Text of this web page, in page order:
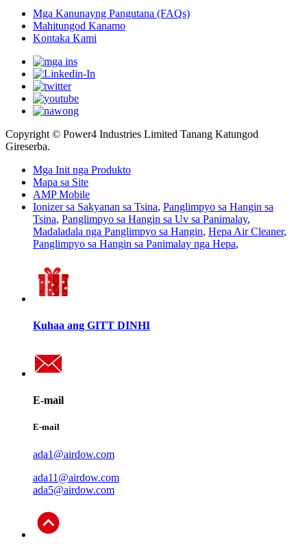
Mga Kanunayng Pangutana (FAQs)
Mahitungod Kanamo
Kontaka Kami
Copyright © Power4 Industries Limited Tanang Katungod
Gireserba.
Mga Init nga Produkto
Mapa sa Site
AMP Mobile
Ionizer sa Sakyanan sa Tsina, Panglimpyo sa Hangin sa
Tsina, Panglimpyo sa Hangin sa Uv sa Panimalay,
Madaladala nga Panglimpyo sa Hangin, Hepa Air Cleaner,
Panglimpyo sa Hangin sa Panimalay nga Hepa,
Kuhaa ang GITT DINHI
E-mail
E-mail
ada1@airdow.com
ada11@airdow.com
ada5@airdow.com